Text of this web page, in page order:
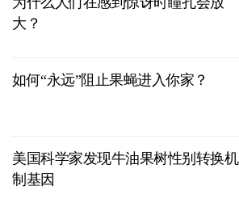
大？
如何“永远”阻止果蝇进入你家？
美国科学家发现牛油果树性别转换机
制基因